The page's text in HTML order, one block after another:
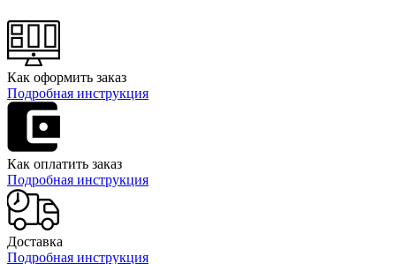
Как оформить заказ
Подробная инструкция
Как оплатить заказ
Подробная инструкция
Доставка
Подробная инструкция